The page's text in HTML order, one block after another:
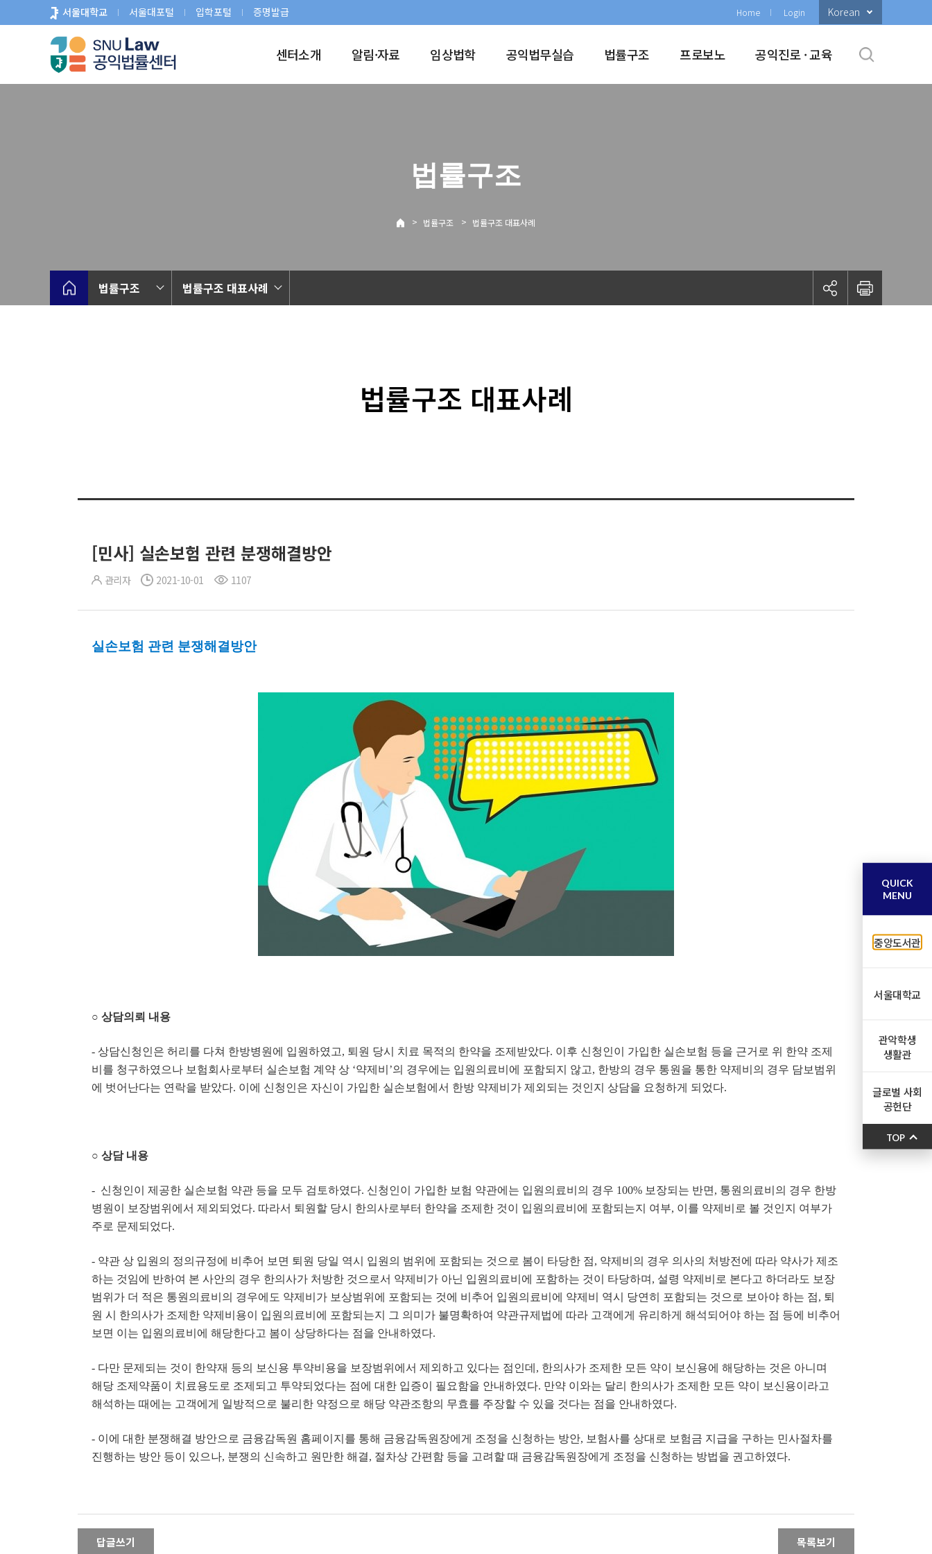
로
서울대학교 서울대포털 입학포털 증명발급 Home Login Korean
센터소개 알림·자료 임상법학 공익법무실습 법률구조 프로보노 공익진로 · 교육
법률구조
> 법률구조 > 법률구조 대표사례
법률구조 법률구조 대표사례
법률구조 대표사례
[민사] 실손보험 관련 분쟁해결방안
관리자 2021-10-01 1107
실손보험 관련 분쟁해결방안
○ 상담의뢰 내용
- 상담신청인은 허리를 다쳐 한방병원에 입원하였고, 퇴원 당시 치료 목적의 한약을 조제받았다. 이후 신청인이 가입한 실손보험 등을 근거로 위 한약 조제
비를 청구하였으나 보험회사로부터 실손보험 계약 상 ‘약제비’의 경우에는 입원의료비에 포함되지 않고, 한방의 경우 통원을 통한 약제비의 경우 담보범위
에 벗어난다는 연락을 받았다. 이에 신청인은 자신이 가입한 실손보험에서 한방 약제비가 제외되는 것인지 상담을 요청하게 되었다.
○ 상담 내용
- 신청인이 제공한 실손보험 약관 등을 모두 검토하였다. 신청인이 가입한 보험 약관에는 입원의료비의 경우 100% 보장되는 반면, 통원의료비의 경우 한방
병원이 보장범위에서 제외되었다. 따라서 퇴원할 당시 한의사로부터 한약을 조제한 것이 입원의료비에 포함되는지 여부, 이를 약제비로 볼 것인지 여부가
주로 문제되었다.
- 약관 상 입원의 정의규정에 비추어 보면 퇴원 당일 역시 입원의 범위에 포함되는 것으로 봄이 타당한 점, 약제비의 경우 의사의 처방전에 따라 약사가 제조
하는 것임에 반하여 본 사안의 경우 한의사가 처방한 것으로서 약제비가 아닌 입원의료비에 포함하는 것이 타당하며, 설령 약제비로 본다고 하더라도 보장
범위가 더 적은 통원의료비의 경우에도 약제비가 보상범위에 포함되는 것에 비추어 입원의료비에 약제비 역시 당연히 포함되는 것으로 보아야 하는 점, 퇴
원 시 한의사가 조제한 약제비용이 입원의료비에 포함되는지 그 의미가 불명확하여 약관규제법에 따라 고객에게 유리하게 해석되어야 하는 점 등에 비추어
보면 이는 입원의료비에 해당한다고 봄이 상당하다는 점을 안내하였다.
- 다만 문제되는 것이 한약재 등의 보신용 투약비용을 보장범위에서 제외하고 있다는 점인데, 한의사가 조제한 모든 약이 보신용에 해당하는 것은 아니며
해당 조제약품이 치료용도로 조제되고 투약되었다는 점에 대한 입증이 필요함을 안내하였다. 만약 이와는 달리 한의사가 조제한 모든 약이 보신용이라고
해석하는 때에는 고객에게 일방적으로 불리한 약정으로 해당 약관조항의 무효를 주장할 수 있을 것다는 점을 안내하였다.
- 이에 대한 분쟁해결 방안으로 금융감독원 홈페이지를 통해 금융감독원장에게 조정을 신청하는 방안, 보험사를 상대로 보험금 지급을 구하는 민사절차를
진행하는 방안 등이 있으나, 분쟁의 신속하고 원만한 해결, 절차상 간편함 등을 고려할 때 금융감독원장에게 조정을 신청하는 방법을 권고하였다.
답글쓰기 목록보기
QUICK
MENU
중앙도서관
서울대학교
관악학생
생활관
글로벌 사회
공헌단
TOP